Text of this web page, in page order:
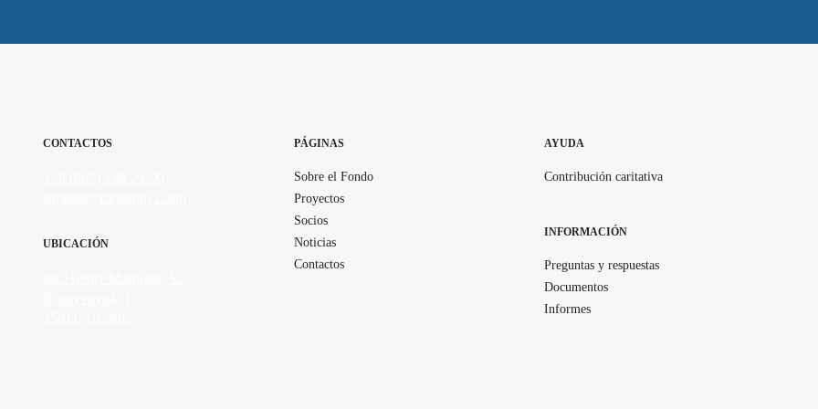
CONTACTOS
UBICACIÓN
PÁGINAS
Sobre el Fondo
Proyectos
Socios
Noticias
Contactos
AYUDA
Contribución caritativa
INFORMACIÓN
Preguntas y respuestas
Documentos
Informes